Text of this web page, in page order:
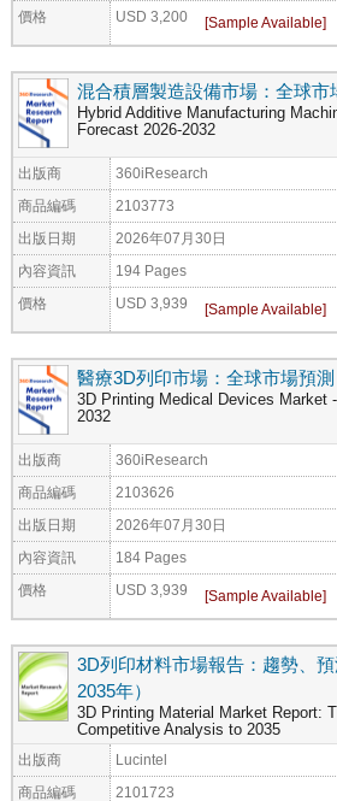
價格 USD 3,200
混合積層製造設備市場：全球市
Hybrid Additive Manufacturing
Forecast 2026-2032
出版商 360iResearch
商品編碼 2103773
出版日期 2026年07月30日
內容資訊 194 Pages
價格 USD 3,939
醫療3D列印市場：全球市場預
3D Printing Medical Devices Market
2032
出版商 360iResearch
商品編碼 2103626
出版日期 2026年07月30日
內容資訊 184 Pages
價格 USD 3,939
3D列印材料市場報告：趨勢、
2035年）
3D Printing Material Market Report:
Competitive Analysis to 2035
出版商 Lucintel
商品編碼 2101723